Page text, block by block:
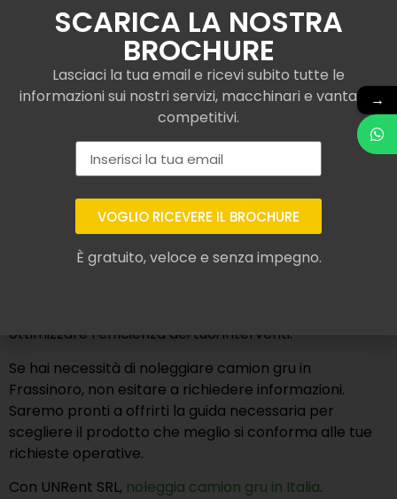
Camion con gru e
ribaltabile noleggiati a
Frassinoro
Con UNRent SRL, operiamo con esperienza nel
servizio di noleggio di camion con gru e
ribaltabile certificati e conformi ai più moderni
standard di qualità
, comprese piattaforme a
ottimizzare l’efficienza dei tuoi interventi.
Se hai necessità di noleggiare camion gru in
Frassinoro, non esitare a richiedere informazioni.
Saremo pronti a offrirti la guida necessaria per
scegliere il prodotto che meglio si conforma alle tue
richieste operative.
Con UNRent SRL, noleggia camion gru in Italia.
→
SCARICA LA NOSTRA
BROCHURE
Lasciaci la tua email e ricevi subito tutte le
informazioni sui nostri servizi, macchinari e vantaggi
competitivi.
VOGLIO RICEVERE IL BROCHURE
È gratuito, veloce e senza impegno.